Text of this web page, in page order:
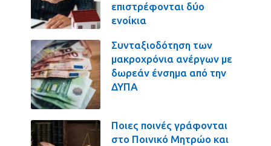
επιστρέφονται δύο
ενοίκια
Συνταξιοδότηση των
μακροχρόνια ανέργων με
δωρεάν ένσημα από την
ΔΥΠΑ
Ποιες ποινές γράφονται
στο Ποινικό Μητρώο και